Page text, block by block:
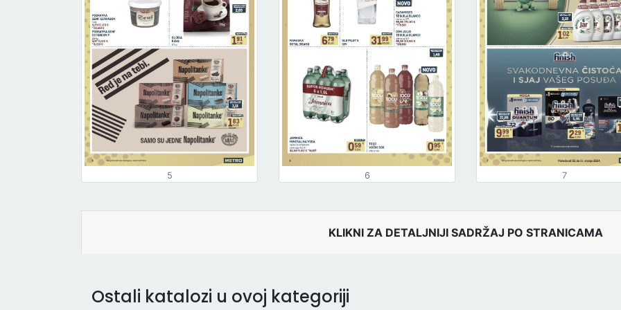
5 6 7
KLIKNI ZA DETALJNIJI SADRŽAJ PO STRANICAMA
Ostali katalozi u ovoj kategoriji